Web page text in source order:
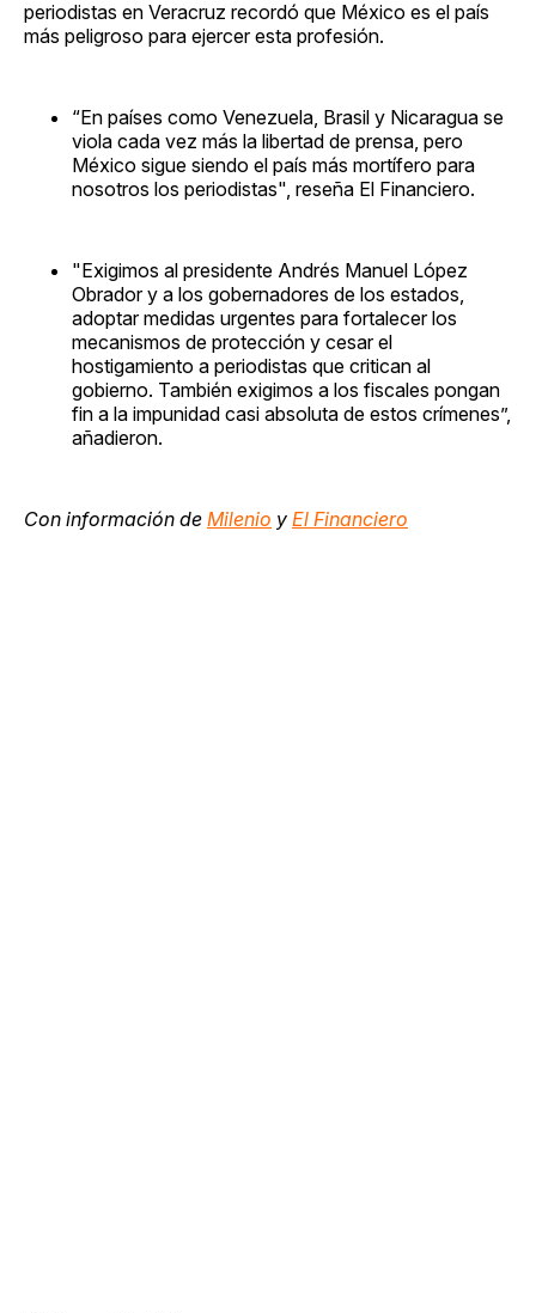
periodistas en Veracruz recordó que México es el país
más peligroso para ejercer esta profesión.
“En países como Venezuela, Brasil y Nicaragua se
viola cada vez más la libertad de prensa, pero
México sigue siendo el país más mortífero para
nosotros los periodistas", reseña El Financiero.
"Exigimos al presidente Andrés Manuel López
Obrador y a los gobernadores de los estados,
adoptar medidas urgentes para fortalecer los
mecanismos de protección y cesar el
hostigamiento a periodistas que critican al
gobierno. También exigimos a los fiscales pongan
fin a la impunidad casi absoluta de estos crímenes”,
añadieron.
Con información de Milenio y El Financiero